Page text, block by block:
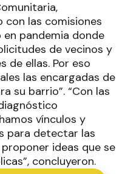
con las comisiones
pandemia donde
de vecinos y
de ellas. Por eso
las encargadas de
su barrio”. “Con las
vínculos y
para detectar las
ideas que se
concluyeron.